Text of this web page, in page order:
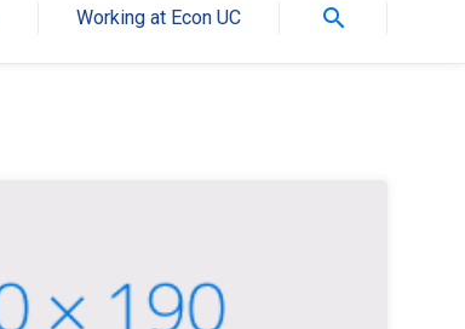
Working at Econ UC search